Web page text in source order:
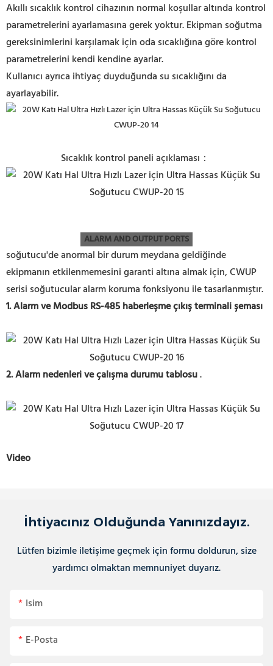
Akıllı sıcaklık kontrol cihazının normal koşullar altında kontrol
parametrelerini ayarlamasına gerek yoktur. Ekipman soğutma
gereksinimlerini karşılamak için oda sıcaklığına göre kontrol
parametrelerini kendi kendine ayarlar.
Kullanıcı ayrıca ihtiyaç duyduğunda su sıcaklığını da
ayarlayabilir.
Sıcaklık kontrol paneli açıklaması：
ALARM AND OUTPUT PORTS
soğutucu'de anormal bir durum meydana geldiğinde
ekipmanın etkilenmemesini garanti altına almak için, CWUP
serisi soğutucular alarm koruma fonksiyonu ile tasarlanmıştır.
1.Alarm ve Modbus RS-485 haberleşme çıkış terminali şeması
2. Alarm nedenleri ve çalışma durumu tablosu.
Video
İhtiyacınız Olduğunda Yanınızdayız.
Lütfen bizimle iletişime geçmek için formu doldurun, size
yardımcı olmaktan memnuniyet duyarız.
Isim
E-Posta